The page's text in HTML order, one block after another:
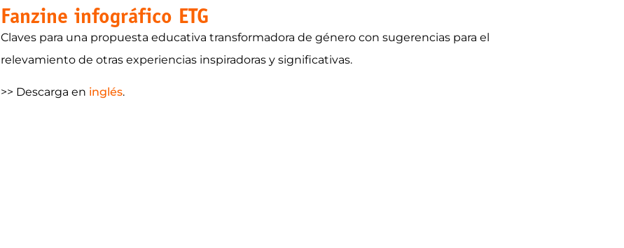
Fanzine infográfico ETG
Claves para una propuesta educativa transformadora de género con sugerencias para el
relevamiento de otras experiencias inspiradoras y significativas.
>> Descarga en inglés.